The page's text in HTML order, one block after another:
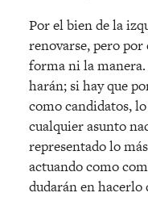
Por el bien de la
renovarse, pero
forma ni la
harán; si hay que
como candidatos,
cualquier asunto
representado lo
actuando como
dudarán en hacerlo